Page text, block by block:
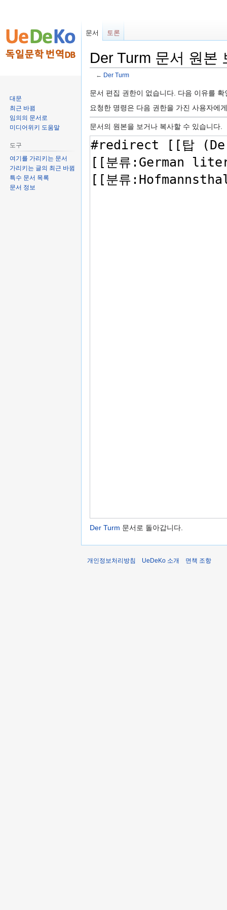
Der Turm 문서 원본
← Der Turm
둘
러
기
로
가
기
검
색
러
가
기
문서 편집 권한이 없습니다. 다음 이유를 확
요청한 명령은 다음 권한을 가진 사용자에
문서의 원본을 보거나 복사할 수 있습니다.
Der Turm 문서로 돌아갑니다.
문서 토론
대문
최근 바뀜
임의의 문서로
미디어위키 도움말
도구
여기를 가리키는 문서
가리키는 글의 최근 바뀜
특수 문서 목록
문서 정보
개인정보처리방침 UeDeKo 소개 면책 조항